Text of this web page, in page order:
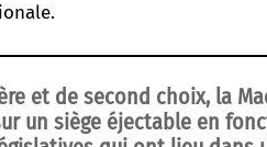
et de second choix, la
un siège éjectable en